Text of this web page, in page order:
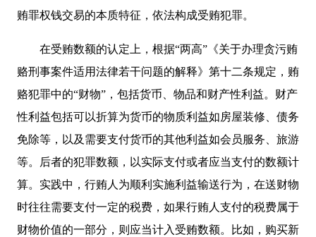
贿罪权钱交易的本质特征，依法构成受贿犯罪。
在受贿数额的认定上，根据“两高”《关于办理贪污贿
赂刑事案件适用法律若干问题的解释》第十二条规定，贿
赂犯罪中的“财物”，包括货币、物品和财产性利益。财产
性利益包括可以折算为货币的物质利益如房屋装修、债务
免除等，以及需要支付货币的其他利益如会员服务、旅游
等。后者的犯罪数额，以实际支付或者应当支付的数额计
算。实践中，行贿人为顺利实施利益输送行为，在送财物
时往往需要支付一定的税费，如果行贿人支付的税费属于
财物价值的一部分，则应当计入受贿数额。比如，购买新